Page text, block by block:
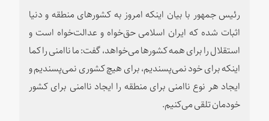
رئیس جمهور با بیان اینکه امروز به کشورهای منطقه و دنیا
اثبات شده که ایران اسلامی حق‌خواه و عدالت‌خواه است و
استقلال را برای همه کشورها می‌خواهد، گفت: ما ناامنی را کما
اینکه برای خود نمی‌پسندیم، برای هیچ کشوری نمی‌پسندیم و
ایجاد هر نوع ناامنی برای منطقه را ایجاد ناامنی برای کشور
خودمان تلقی می‌کنیم.